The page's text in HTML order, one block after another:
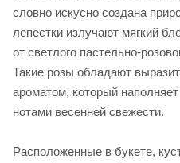
словно искусно создана
лепестки излучают мягкий
от светлого пастельно-
Такие розы обладают
ароматом, который
нотами весенней свежести.
Расположенные в букете,